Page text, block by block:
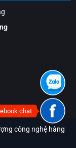
công nghệ hàng
chat